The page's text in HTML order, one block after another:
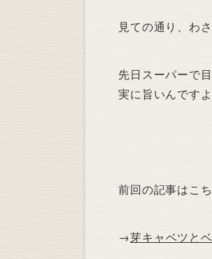
見ての通り、わ
先日スーパーで
実に旨いんですよ
前回の記事はこち
→芽キャベツと